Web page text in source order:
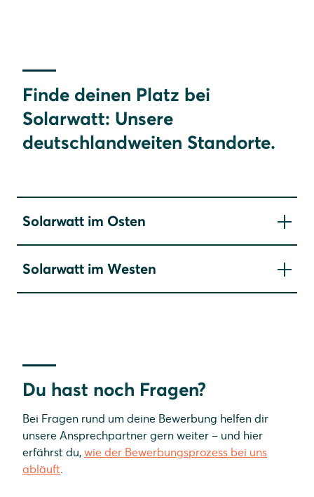
Finde deinen Platz bei
Solarwatt: Unsere
deutschlandweiten Standorte.
Solarwatt im Osten
Solarwatt Dresden
Solarwatt im Westen
Solarwatt Schaumburg
Du hast noch Fragen?
Bei Fragen rund um deine Bewerbung helfen dir
unsere Ansprechpartner gern weiter – und hier
erfährst du, wie der Bewerbungsprozess bei uns
abläuft